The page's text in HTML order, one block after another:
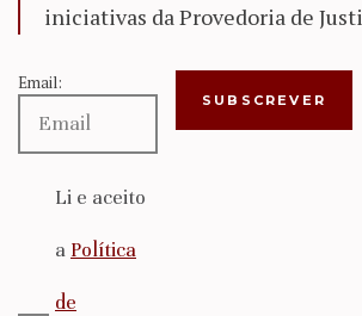
iniciativas da Provedoria de
Email:
Li e aceito
a Política
de